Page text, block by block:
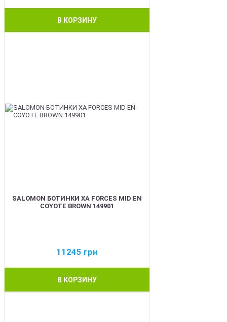
В КОРЗИНУ
SALOMON БОТИНКИ XA FORCES MID EN
COYOTE BROWN 149901
11245 грн
В КОРЗИНУ